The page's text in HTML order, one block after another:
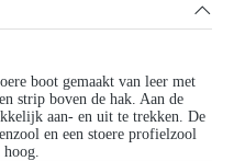
boot gemaakt van leer met
strip boven de hak. Aan de
aan- en uit te trekken. De
en een stoere profielzool